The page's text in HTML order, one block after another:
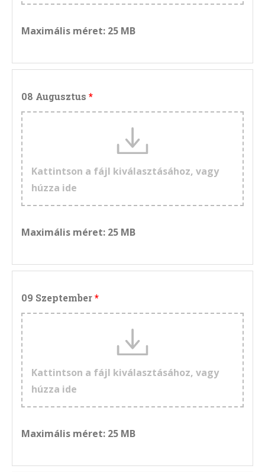
Maximális méret: 25 MB
08 Augusztus
Kattintson a fájl kiválasztásához, vagy
húzza ide
Maximális méret: 25 MB
09 Szeptember
Kattintson a fájl kiválasztásához, vagy
húzza ide
Maximális méret: 25 MB